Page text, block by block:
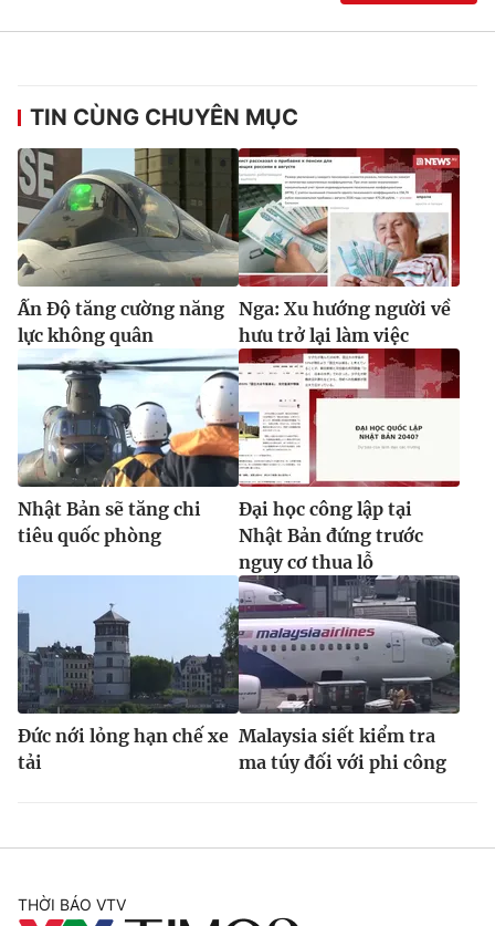
Nguyễn Thị Mỹ Hạnh, Phạm Quốc Thắng,
Nguyễn Trọng Ninh
Email:toasoan@vtv.vn
Liên hệ quảng cáo:024-7300.7108
® Cấm sao chép dưới mọi hình thức nếu không có sự chấp
thuận bằng văn bản. Ghi rõ nguồn VTV.vn khi phát hành lại
thông tin từ website này.
TIN CÙNG CHUYÊN MỤC
Ấn Độ tăng cường năng
lực không quân
Nga: Xu hướng người về
hưu trở lại làm việc
Nhật Bản sẽ tăng chi
tiêu quốc phòng
Đại học công lập tại
Nhật Bản đứng trước
nguy cơ thua lỗ
Đức nới lỏng hạn chế xe
tải
Malaysia siết kiểm tra
ma túy đối với phi công
THỜI BÁO VTV